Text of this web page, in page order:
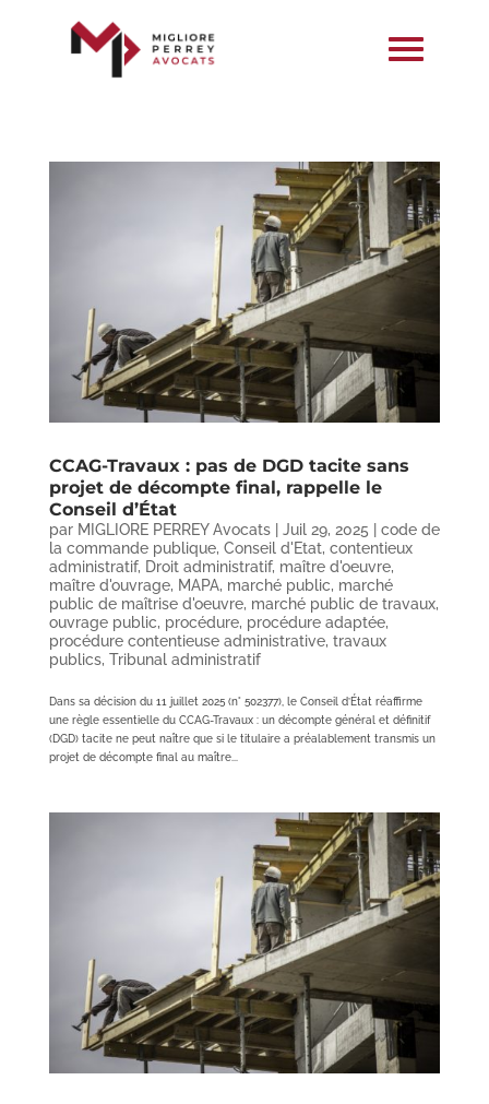
CCAG-Travaux : pas de DGD tacite sans
projet de décompte final, rappelle le
Conseil d’État
par MIGLIORE PERREY Avocats| Juil 29, 2025
code de
la commande publique, Conseil d'Etat, contentieux
administratif, Droit administratif, maître d'oeuvre,
maître d'ouvrage, MAPA, marché public, marché
public de maîtrise d'oeuvre, marché public de travaux,
ouvrage public, procédure, procédure adaptée,
procédure contentieuse administrative, travaux
publics, Tribunal administratif
Dans sa décision du 11 juillet 2025 (n° 502377), le Conseil d’État réaffirme
une règle essentielle du CCAG-Travaux : un décompte général et définitif
(DGD) tacite ne peut naître que si le titulaire a préalablement transmis un
projet de décompte final au maître...